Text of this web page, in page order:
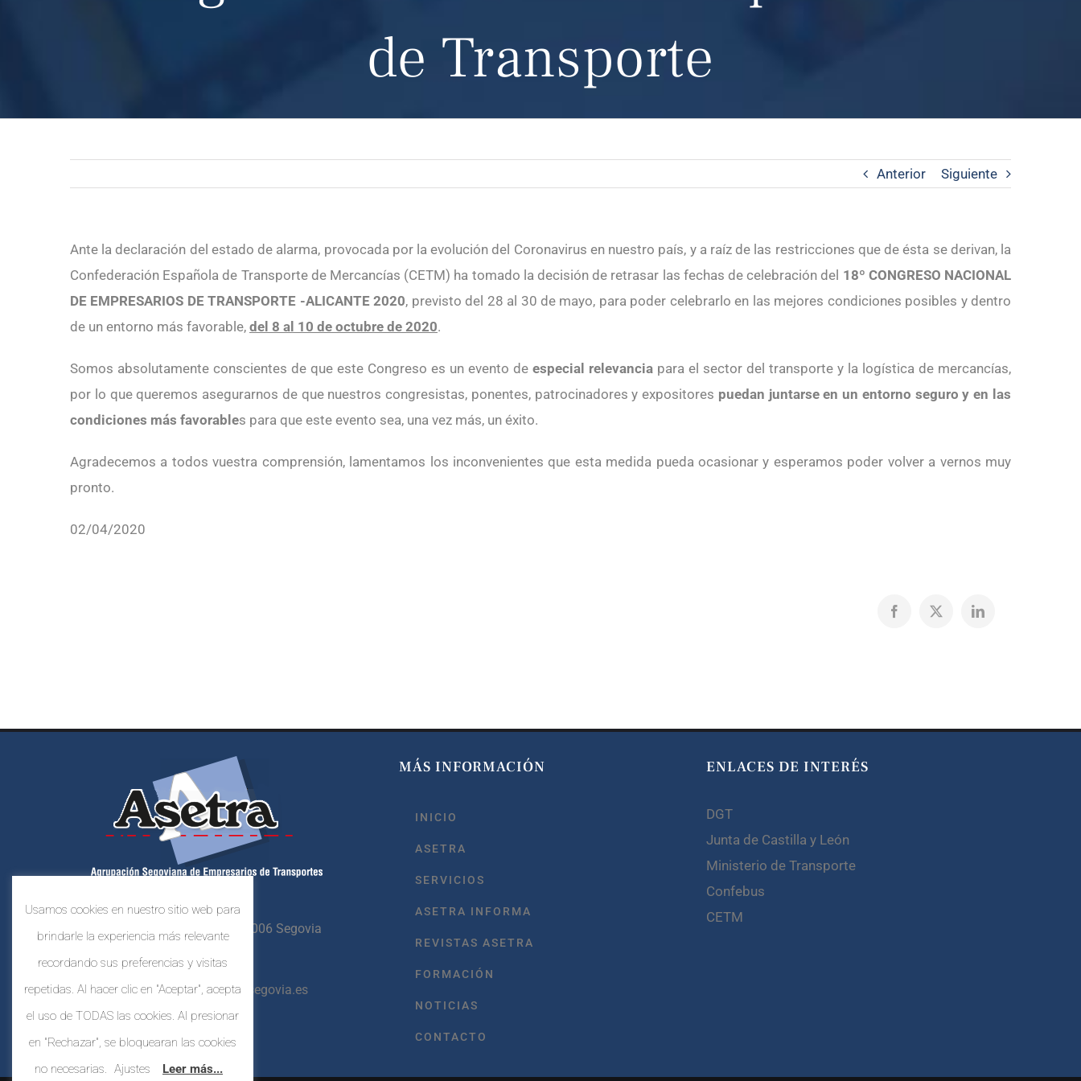
de Transporte
Anterior Siguiente
Ante la declaración del estado de alarma, provocada por la evolución del Coronavirus en nuestro país, y a raíz de las restricciones que de ésta se derivan, la
Confederación Española de Transporte de Mercancías (CETM) ha tomado la decisión de retrasar las fechas de celebración del 18º CONGRESO NACIONAL
DE EMPRESARIOS DE TRANSPORTE -ALICANTE 2020, previsto del 28 al 30 de mayo, para poder celebrarlo en las mejores condiciones posibles y dentro
de un entorno más favorable, del 8 al 10 de octubre de 2020.
Somos absolutamente conscientes de que este Congreso es un evento de especial relevancia para el sector del transporte y la logística de mercancías,
por lo que queremos asegurarnos de que nuestros congresistas, ponentes, patrocinadores y expositores puedan juntarse en un entorno seguro y en las
condiciones más favorables para que este evento sea, una vez más, un éxito.
Agradecemos a todos vuestra comprensión, lamentamos los inconvenientes que esta medida pueda ocasionar y esperamos poder volver a vernos muy
pronto.
02/04/2020
Facebook
X LinkedIn
Crta. N-603, Km. 87, 40006 Segovia
921 44 80 41
asetrasegovia@asetrasegovia.es
MÁS INFORMACIÓN
INICIO
ASETRA
SERVICIOS
ASETRA INFORMA
REVISTAS ASETRA
FORMACIÓN
NOTICIAS
CONTACTO
ENLACES DE INTERÉS
DGT
Junta de Castilla y León
Ministerio de Transporte
Confebus
CETM
Usamos cookies en nuestro sitio web para
brindarle la experiencia más relevante
recordando sus preferencias y visitas
repetidas. Al hacer clic en "Aceptar", acepta
el uso de TODAS las cookies. Al presionar
en "Rechazar", se bloquearan las cookies
no necesarias. Ajustes Leer más...